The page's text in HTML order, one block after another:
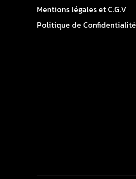
Mentions légales et C.G.V
Politique de Confidentialité